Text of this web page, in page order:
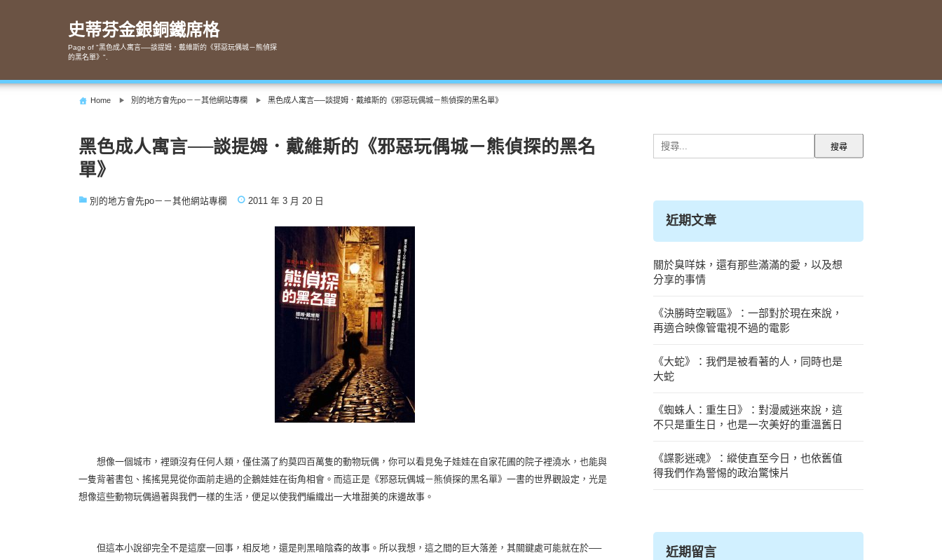
史蒂芬金銀銅鐵席格
Page of "黑色成人寓言──談提姆．戴維斯的《邪惡玩偶城－熊偵探
的黑名單》".
Home 別的地方會先po－－其他網站專欄 黑色成人寓言──談提姆．戴維斯的《邪惡玩偶城－熊偵探的黑名單》
黑色成人寓言──談提姆．戴維斯的《邪惡玩偶城－熊偵探的黑名
單》
別的地方會先po－－其他網站專欄 2011 年 3 月 20 日
想像一個城市，裡頭沒有任何人類，僅住滿了約莫四百萬隻的動物玩偶，你可以看見兔子娃娃在自家花圃的院子裡澆水，也能與
一隻背著書包、搖搖晃晃從你面前走過的企鵝娃娃在街角相會。而這正是《邪惡玩偶城－熊偵探的黑名單》一書的世界觀設定，光是
想像這些動物玩偶過著與我們一樣的生活，便足以使我們編織出一大堆甜美的床邊故事。
但這本小說卻完全不是這麼一回事，相反地，還是則黑暗陰森的故事。所以我想，這之間的巨大落差，其關鍵處可能就在於──
搜
尋
字:
近期文章
關於臭咩妹，還有那些滿滿的愛，以及想
分享的事情
《決勝時空戰區》：一部對於現在來說，
再適合映像管電視不過的電影
《大蛇》：我們是被看著的人，同時也是
大蛇
《蜘蛛人：重生日》：對漫威迷來說，這
不只是重生日，也是一次美好的重溫舊日
《諜影迷魂》：縱使直至今日，也依舊值
得我們作為警惕的政治驚悚片
近期留言